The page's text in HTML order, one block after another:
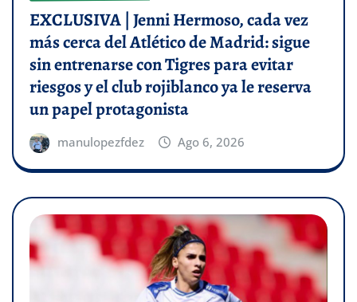
EXCLUSIVA | Jenni Hermoso, cada vez
más cerca del Atlético de Madrid: sigue
sin entrenarse con Tigres para evitar
riesgos y el club rojiblanco ya le reserva
un papel protagonista
manulopezfdez Ago 6, 2026